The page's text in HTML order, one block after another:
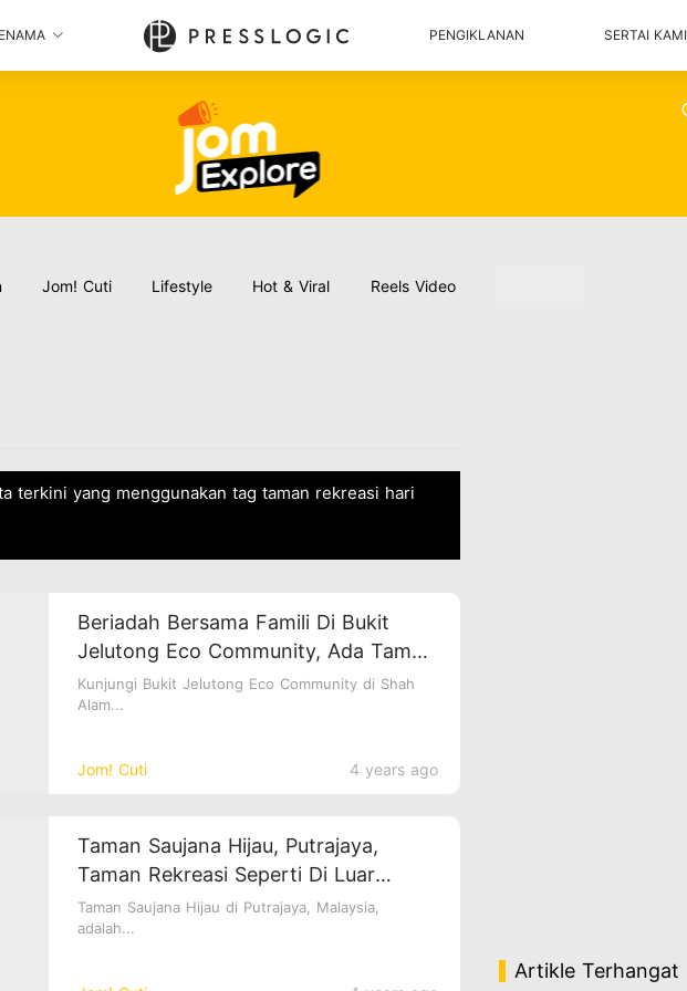
PENGIKLANAN SERTAI KAMI
Jom! Cuti Lifestyle Hot & Viral Reels Video
terkini yang menggunakan tag taman rekreasi hari
Jom! Cuti 4 years ago
Beriadah Bersama Famili Di Bukit
Jelutong Eco Community, Ada Taman
Haiwan Juga Tau!
Kunjungi Bukit Jelutong Eco Community di Shah
Alam...
Taman Saujana Hijau, Putrajaya,
Taman Rekreasi Seperti Di Luar
Negara!
Taman Saujana Hijau di Putrajaya, Malaysia,
adalah...
Artikle Terhangat